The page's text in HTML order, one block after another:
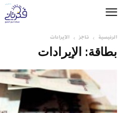
الرئيسية تاجز الإيرادات
بطاقة: الإيرادات